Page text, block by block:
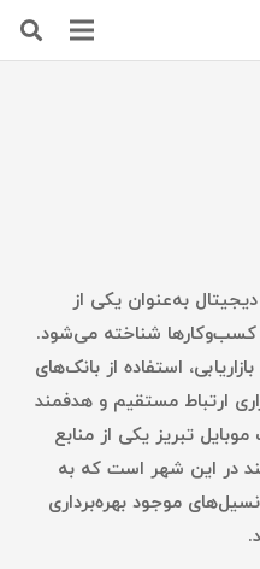
دیجیتال به‌عنوان یکی از
کسب‌وکارها شناخته می‌شود.
استفاده از بانک‌های
ارتباط مستقیم و هدفمند
تبریز یکی از منابع
در این شهر است که به
موجود بهره‌برداری